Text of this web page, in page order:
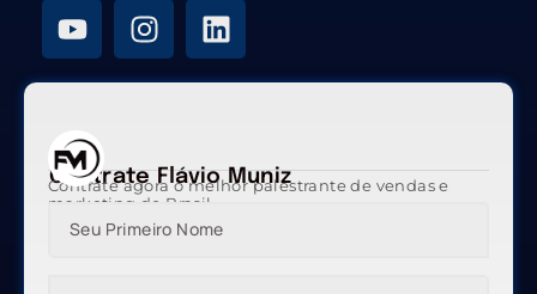
Contrate Flávio Muniz
Contrate agora o melhor palestrante de vendas e
marketing do Brasil